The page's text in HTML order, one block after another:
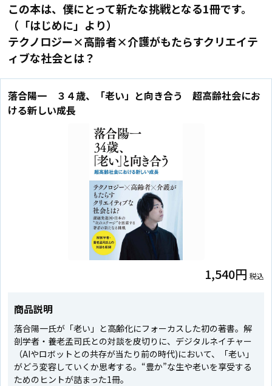
この本は、僕にとって新たな挑戦となる1冊です。
（「はじめに」より）
テクノロジー×高齢者×介護がもたらすクリエイテ
ィブな社会とは？
落合陽一 ３４歳、「老い」と向き合う 超高齢社会にお
ける新しい成長
1,540円 税込
商品説明
落合陽一氏が「老い」と高齢化にフォーカスした初の著書。解
剖学者・養老孟司氏との対談を皮切りに、デジタルネイチャー
（AIやロボットとの共存が当たり前の時代)において、「老い」
がどう変容していくか思考する。“豊か”な生や老いを享受する
ためのヒントが詰まった1冊。